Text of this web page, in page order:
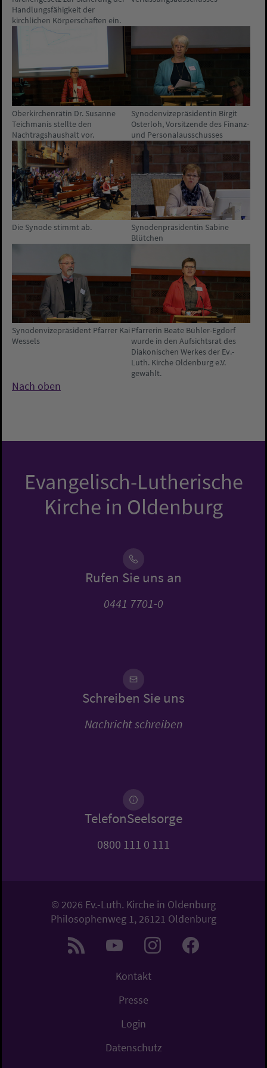
Handlungsfähigkeit der
kirchlichen Körperschaften ein.
Oberkirchenrätin Dr. Susanne
Teichmanis stellte den
Nachtragshaushalt vor.
Synodenvizepräsidentin Birgit
Osterloh, Vorsitzende des Finanz-
und Personalausschusses
Die Synode stimmt ab.
Synodenpräsidentin Sabine
Blütchen
Synodenvizepräsident Pfarrer Kai
Wessels
Pfarrerin Beate Bühler-Egdorf
wurde in den Aufsichtsrat des
Diakonischen Werkes der Ev.-
Luth. Kirche Oldenburg e.V.
gewählt.
Nach oben
Evangelisch-Lutherische
Kirche in Oldenburg
Rufen Sie uns an
0441 7701-0
Schreiben Sie uns
Nachricht schreiben
TelefonSeelsorge
0800 111 0 111
© 2026 Ev.-Luth. Kirche in Oldenburg
Philosophenweg 1, 26121 Oldenburg
Kontakt
Presse
Login
Datenschutz